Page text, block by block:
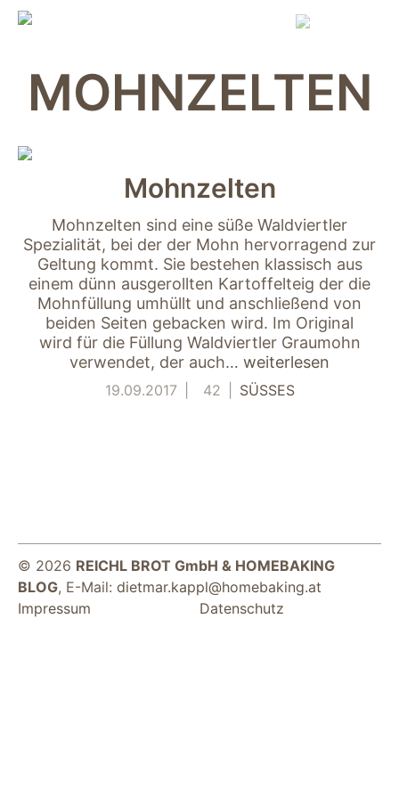
Skip
MOHNZELTEN
Mohnzelten
Mohnzelten sind eine süße Waldviertler
Spezialität, bei der der Mohn hervorragend zur
Geltung kommt. Sie bestehen klassisch aus
einem dünn ausgerollten Kartoffelteig der die
Mohnfüllung umhüllt und anschließend von
beiden Seiten gebacken wird. Im Original
wird für die Füllung Waldviertler Graumohn
verwendet, der auch… weiterlesen
19.09.2017 42 SÜSSES
© 2026 REICHL BROT GmbH & HOMEBAKING
BLOG, E-Mail: dietmar.kappl@homebaking.at
Impressum
Datenschutz
Notwendig
sind für die